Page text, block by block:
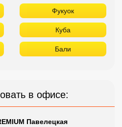
Фукуок
Куба
Бали
в офисе:
Павелецкая